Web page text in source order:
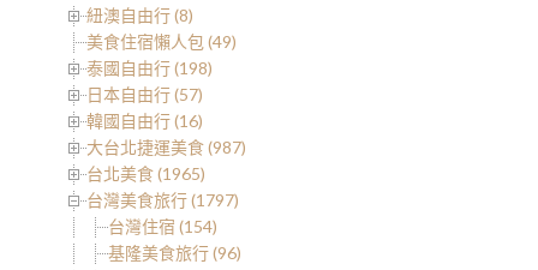
紐澳自由行 (8)
美食住宿懶人包 (49)
泰國自由行 (198)
日本自由行 (57)
韓國自由行 (16)
大台北捷運美食 (987)
台北美食 (1965)
台灣美食旅行 (1797)
台灣住宿 (154)
基隆美食旅行 (96)